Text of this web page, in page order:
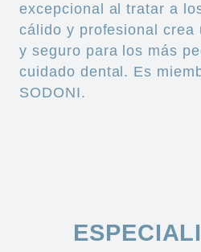
excepcional al tratar a
cálido y profesional crea
y seguro para los más
cuidado dental. Es
SODONI.